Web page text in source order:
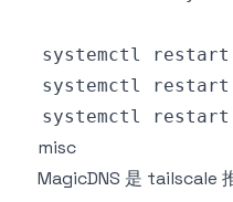
misc
MagicDNS 是 tailscale